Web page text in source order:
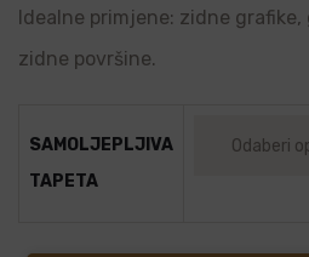
Idealne primjene: zidne
zidne površine.
SAMOLJEPLJIVA
TAPETA